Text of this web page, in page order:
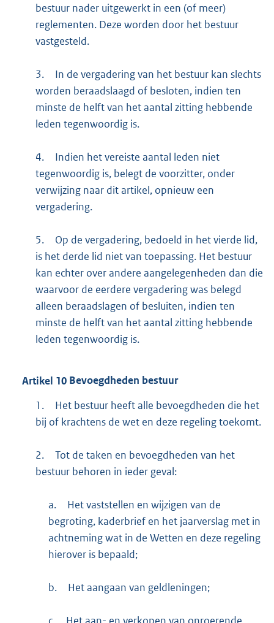
bestuur nader uitgewerkt in een (of meer)
reglementen. Deze worden door het bestuur
vastgesteld.
3.
In de vergadering van het bestuur kan slechts
worden beraadslaagd of besloten, indien ten
minste de helft van het aantal zitting hebbende
leden tegenwoordig is.
4.
Indien het vereiste aantal leden niet
tegenwoordig is, belegt de voorzitter, onder
verwijzing naar dit artikel, opnieuw een
vergadering.
5.
Op de vergadering, bedoeld in het vierde lid,
is het derde lid niet van toepassing. Het bestuur
kan echter over andere aangelegenheden dan die
waarvoor de eerdere vergadering was belegd
alleen beraadslagen of besluiten, indien ten
minste de helft van het aantal zitting hebbende
leden tegenwoordig is.
Artikel 10 Bevoegdheden bestuur
1.
Het bestuur heeft alle bevoegdheden die het
bij of krachtens de wet en deze regeling toekomt.
2.
Tot de taken en bevoegdheden van het
bestuur behoren in ieder geval:
a.
Het vaststellen en wijzigen van de
begroting, kaderbrief en het jaarverslag met in
achtneming wat in de Wetten en deze regeling
hierover is bepaald;
b. Het aangaan van geldleningen;